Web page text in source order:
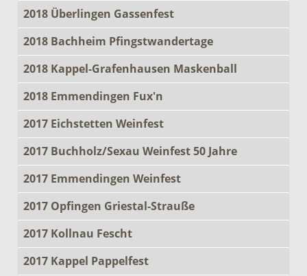
2018 Überlingen Gassenfest
2018 Bachheim Pfingstwandertage
2018 Kappel-Grafenhausen Maskenball
2018 Emmendingen Fux'n
2017 Eichstetten Weinfest
2017 Buchholz/Sexau Weinfest 50 Jahre
2017 Emmendingen Weinfest
2017 Opfingen Griestal-Strauße
2017 Kollnau Fescht
2017 Kappel Pappelfest